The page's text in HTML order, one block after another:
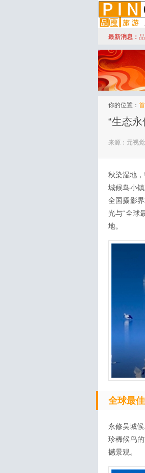
品橙旅游
最新消息：
你的位置：
“生态
来源：元视觉
秋染湿地
城候鸟小
全国摄影
光与“全球
地。
全球最
永修吴城
珍稀候鸟
撼景观。